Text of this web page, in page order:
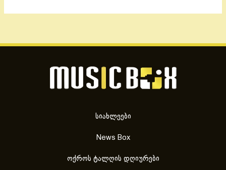
სიახლეები
News Box
ოქროს ტალღის დღიურები